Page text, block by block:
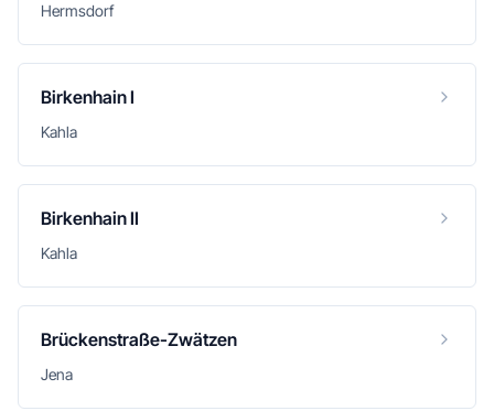
Hermsdorf
Birkenhain I
Kahla
Birkenhain II
Kahla
Brückenstraße-Zwätzen
Jena